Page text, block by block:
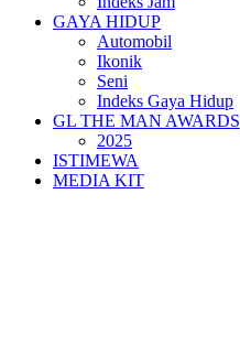
GAYA HIDUP
Automobil
Ikonik
Seni
Indeks Gaya Hidup
GL THE MAN AWARDS
2025
ISTIMEWA
MEDIA KIT